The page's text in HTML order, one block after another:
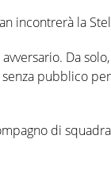
incontrerà la
Da
pubblico
di